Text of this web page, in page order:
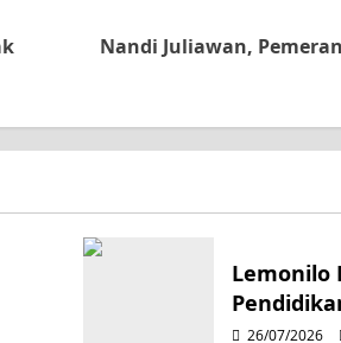
Nandi Juliawan,
Lemonilo
26/07/2026